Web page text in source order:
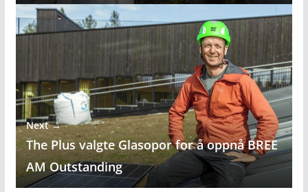
Next →
The Plus valgte Glasopor for å oppnå BREE
AM Outstanding